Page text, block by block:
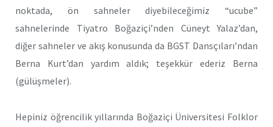
noktada, ön sahneler diyebileceğimiz “ucube”
sahnelerinde Tiyatro Boğaziçi’nden Cüneyt Yalaz’dan,
diğer sahneler ve akış konusunda da BGST Dansçıları’ndan
Berna Kurt’dan yardım aldık; teşekkür ederiz Berna
(gülüşmeler).
Hepiniz öğrencilik yıllarında Boğaziçi Üniversitesi Folklor